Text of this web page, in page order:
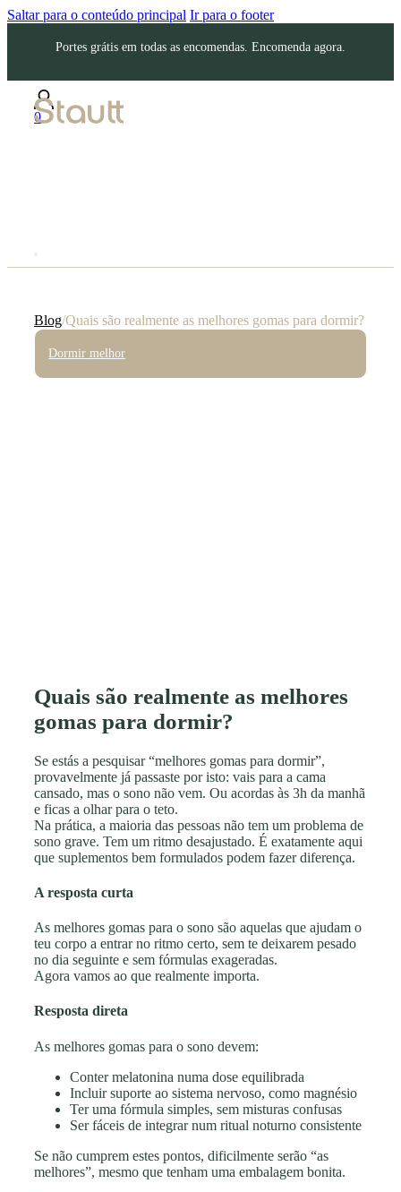
Saltar para o conteúdo principal Ir para o footer
Portes grátis em todas as encomendas. Encomenda agora.
0
Blog/Quais são realmente as melhores gomas para dormir?
Dormir melhor
Quais são realmente as melhores
gomas para dormir?
Se estás a pesquisar “melhores gomas para dormir”,
provavelmente já passaste por isto: vais para a cama
cansado, mas o sono não vem. Ou acordas às 3h da manhã
e ficas a olhar para o teto.
Na prática, a maioria das pessoas não tem um problema de
sono grave. Tem um ritmo desajustado. É exatamente aqui
que suplementos bem formulados podem fazer diferença.
A resposta curta
As melhores gomas para o sono são aquelas que ajudam o
teu corpo a entrar no ritmo certo, sem te deixarem pesado
no dia seguinte e sem fórmulas exageradas.
Agora vamos ao que realmente importa.
Resposta direta
As melhores gomas para o sono devem:
Conter melatonina numa dose equilibrada
Incluir suporte ao sistema nervoso, como magnésio
Ter uma fórmula simples, sem misturas confusas
Ser fáceis de integrar num ritual noturno consistente
Se não cumprem estes pontos, dificilmente serão “as
melhores”, mesmo que tenham uma embalagem bonita.